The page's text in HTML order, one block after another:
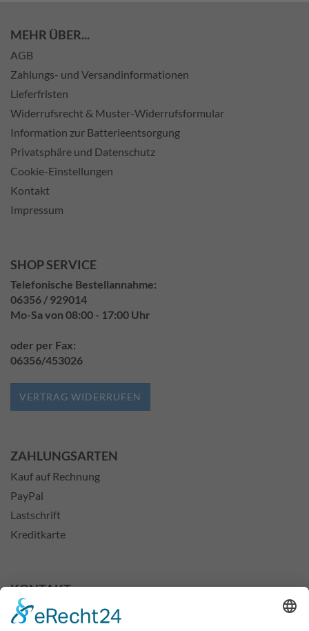
MEHR ÜBER...
AGB
Zahlungs- und Versandinformationen
Lieferfristen
Widerrufsrecht & Muster-Widerrufsformular
Information zur Batterieentsorgung
Privatsphäre und Datenschutz
Cookie-Einstellungen
Kontakt
Impressum
SHOP SERVICE
Telefonische Bestellannahme:
06356 / 929014
Mo-Sa von 08:00 - 17:00 Uhr
oder per Fax:
06356/453026
VERTRAG WIDERRUFEN
ZAHLUNGSARTEN
Kauf auf Rechnung
PayPal
Lastschrift
Kreditkarte
KONTAKT
Michael Maidhof
Kleinspielwaren24